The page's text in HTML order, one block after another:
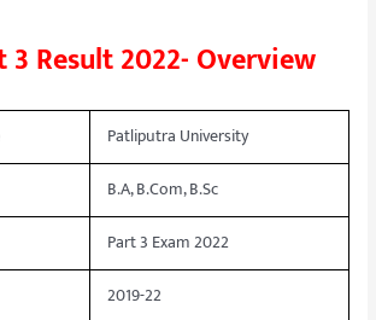
3 Result 2022- Overview
Patliputra University
B.A, B.Com, B.Sc
Part 3 Exam 2022
2019-22